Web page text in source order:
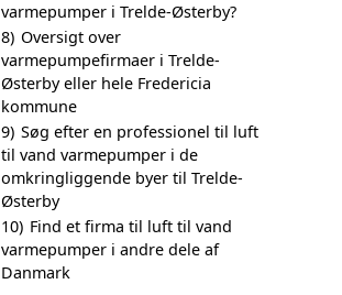
varmepumper i Trelde-Østerby?
8) Oversigt over
varmepumpefirmaer i Trelde-
Østerby eller hele Fredericia
kommune
9) Søg efter en professionel til luft
til vand varmepumper i de
omkringliggende byer til Trelde-
Østerby
10) Find et firma til luft til vand
varmepumper i andre dele af
Danmark